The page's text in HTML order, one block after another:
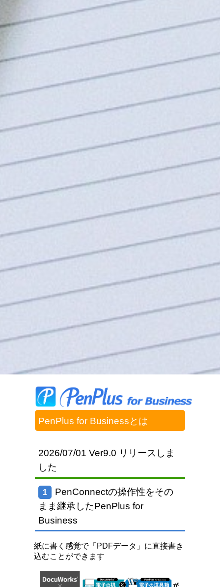
PenPlus for Businessとは
2026/07/01 Ver9.0 リリースしま
した
1
PenConnectの操作性をその
まま継承したPenPlus for
Business
紙に書く感覚で「PDFデータ」に直接書き
込むことができます